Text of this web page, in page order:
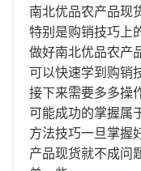
南北优品农产品现
特别是购销技巧上
做好南北优品农产
可以快速学到购销
接下来需要多多操
可能成功的掌握属
方法技巧一旦掌握
产品现货就不成问